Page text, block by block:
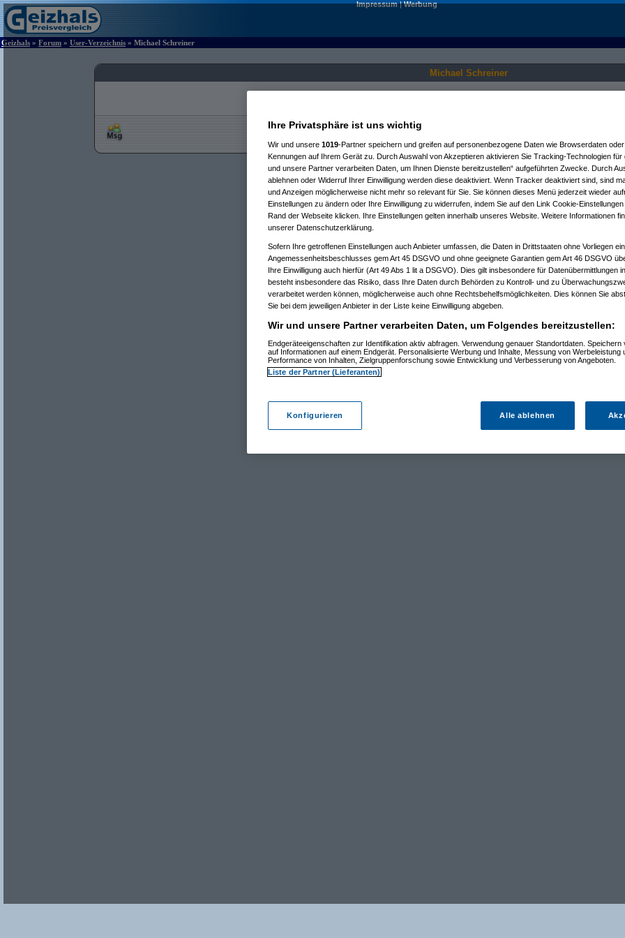
Impressum|Werbung
Geizhals » Forum » User-Verzeichnis » Michael Schreiner
Michael Schreiner
Ihre Privatsphäre ist uns wichtig
Wir und unsere 1019-Partner speichern und greifen auf personenbezogene Daten wie Browserdaten
Kennungen auf Ihrem Gerät zu. Durch Auswahl von Akzeptieren aktivieren Sie Tracking-Technologien für
und unsere Partner verarbeiten Daten, um Ihnen Dienste bereitzustellen“ aufgeführten Zwecke. Durch
ablehnen oder Widerruf Ihrer Einwilligung werden diese deaktiviert. Wenn Tracker deaktiviert sind, sind
und Anzeigen möglicherweise nicht mehr so relevant für Sie. Sie können dieses Menü jederzeit wieder
Einstellungen zu ändern oder Ihre Einwilligung zu widerrufen, indem Sie auf den Link Cookie-
Rand der Webseite klicken. Ihre Einstellungen gelten innerhalb unseres Website. Weitere Informationen
unserer Datenschutzerklärung.
Sofern Ihre getroffenen Einstellungen auch Anbieter umfassen, die Daten in Drittstaaten ohne Vorliegen
Angemessenheitsbeschlusses gem Art 45 DSGVO und ohne geeignete Garantien gem Art 46 DSGVO
Ihre Einwilligung auch hierfür (Art 49 Abs 1 lit a DSGVO). Dies gilt insbesondere für Datenübermittlungen
besteht insbesondere das Risiko, dass Ihre Daten durch Behörden zu Kontroll- und zu
verarbeitet werden können, möglicherweise auch ohne Rechtsbehelfsmöglichkeiten. Dies können Sie
Sie bei dem jeweiligen Anbieter in der Liste keine Einwilligung abgeben.
Wir und unsere Partner verarbeiten Daten, um Folgendes bereitzustellen:
Endgeräteeigenschaften zur Identifikation aktiv abfragen. Verwendung genauer Standortdaten. Speichern
auf Informationen auf einem Endgerät. Personalisierte Werbung und Inhalte, Messung von Werbeleistung
Performance von Inhalten, Zielgruppenforschung sowie Entwicklung und Verbesserung von Angeboten.
Liste der Partner (Lieferanten)
Konfigurieren Alle ablehnen